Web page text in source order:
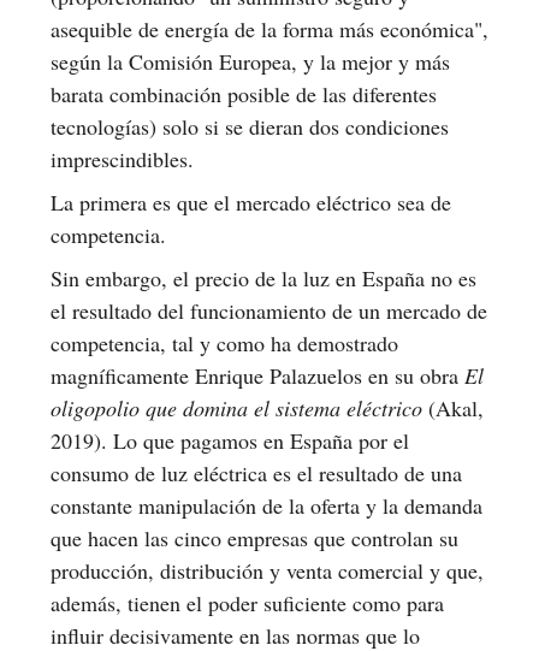
asequible de energía de la forma más económica",
según la Comisión Europea, y la mejor y más
barata combinación posible de las diferentes
tecnologías) solo si se dieran dos condiciones
imprescindibles.
La primera es que el mercado eléctrico sea de
competencia.
Sin embargo, el precio de la luz en España no es
el resultado del funcionamiento de un mercado de
competencia, tal y como ha demostrado
magníficamente Enrique Palazuelos en su obra El
oligopolio que domina el sistema eléctrico (Akal,
2019). Lo que pagamos en España por el
consumo de luz eléctrica es el resultado de una
constante manipulación de la oferta y la demanda
que hacen las cinco empresas que controlan su
producción, distribución y venta comercial y que,
además, tienen el poder suficiente como para
influir decisivamente en las normas que lo